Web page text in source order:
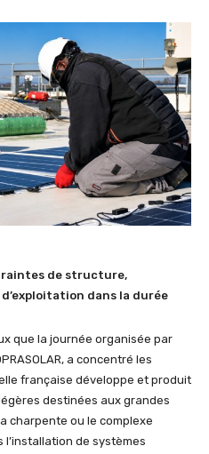
de structure,
dans la durée
que la journée organisée par
a concentré les
française développe et produit
destinées aux grandes
charpente ou le complexe
de systèmes